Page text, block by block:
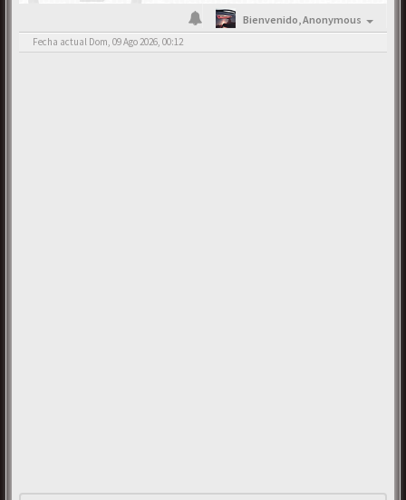
Bienvenido,Anonymous
Fecha actual Dom, 09 Ago 2026, 00:12